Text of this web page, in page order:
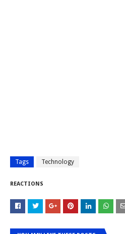
Tags Technology
REACTIONS